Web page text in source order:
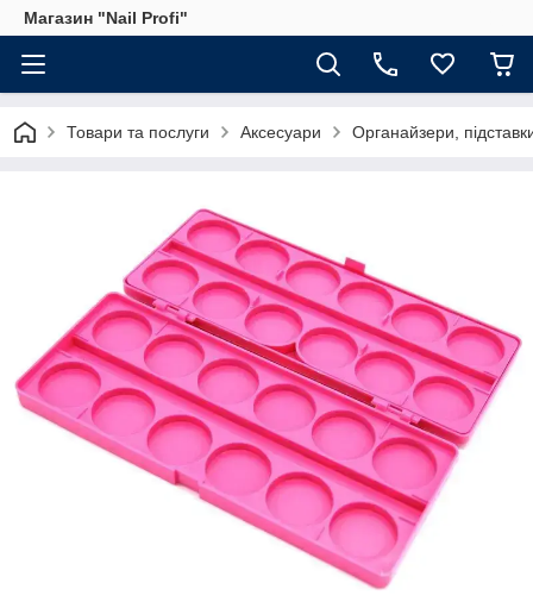
Магазин "Nail Profi"
Товари та послуги Аксесуари Органайзери,